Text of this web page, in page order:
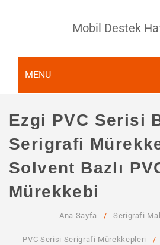
Mobil Destek
MENU
KURUMSAL
Hakkımızda
Ezgi PVC Serisi
Serigrafi
Solvent Bazlı
Mürekkebi
Ana Sayfa / Serigrafi
PVC Serisi Serigrafi Mürekkepleri /